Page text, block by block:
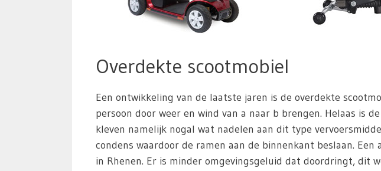
Overdekte scootmobiel
Een ontwikkeling van de laatste jaren is de overdekte
persoon door weer en wind van a naar b brengen. Helaas is
kleven namelijk nogal wat nadelen aan dit type
condens waardoor de ramen aan de binnenkant beslaan.
in Rhenen. Er is minder omgevingsgeluid dat doordringt, dit